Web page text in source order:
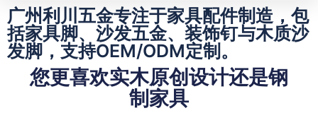
广州利川五金专注于家具配件制造，包
括家具脚、沙发五金、装饰钉与木质沙
发脚，支持OEM/ODM定制。
您更喜欢实木原创设计还是钢
制家具